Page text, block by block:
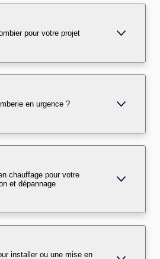
pour votre projet
en urgence ?
chauffage pour votre
et dépannage
installer ou une mise en